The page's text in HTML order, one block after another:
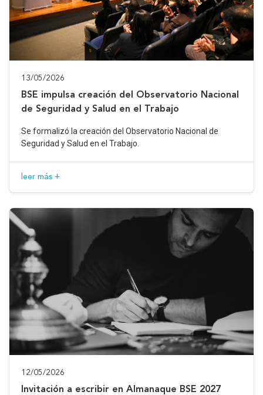
13/05/2026
BSE impulsa creación del Observatorio Nacional
de Seguridad y Salud en el Trabajo
Se formalizó la creación del Observatorio Nacional de
Seguridad y Salud en el Trabajo.
leer más +
12/05/2026
Invitación a escribir en Almanaque BSE 2027